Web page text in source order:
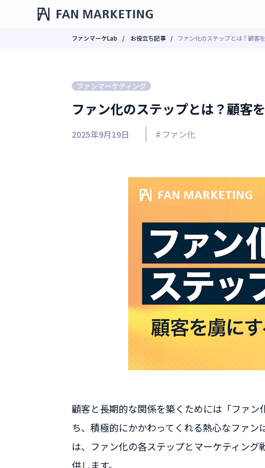
ファンマーケLab お役立ち記事 ファン化のステップとは？顧客
ファンマーケティング
ファン化のステップとは？顧客
2025年9月19日 # ファン化
顧客と長期的な関係を築くためには「ファ
ち、積極的にかかわってくれる熱心なファ
は、ファン化の各ステップとマーケティン
供します。